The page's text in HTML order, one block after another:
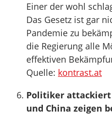
Einer der wohl
Das Gesetz ist gar
Pandemie zu
die Regierung alle
effektiven
Quelle: kontrast.at
Politiker attackiert
und China zeigen